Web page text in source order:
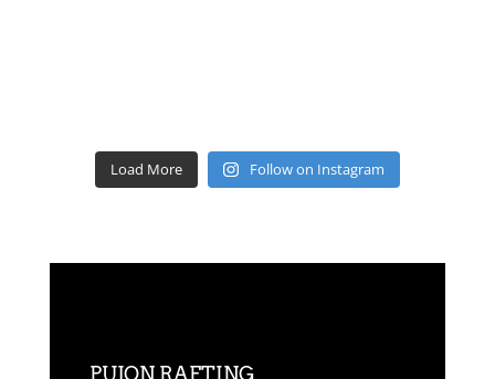
Load More Follow on Instagram